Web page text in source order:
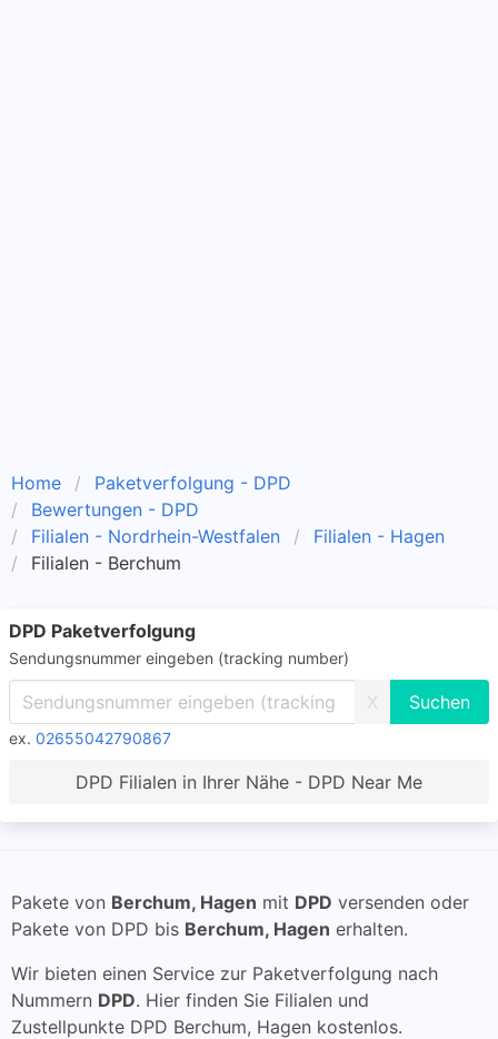
Home
Paketverfolgung - DPD
Bewertungen - DPD
Filialen - Nordrhein-Westfalen
Filialen - Hagen
Filialen - Berchum
DPD Paketverfolgung
Sendungsnummer eingeben (tracking number)
X
ex. 02655042790867
DPD Filialen in Ihrer Nähe - DPD Near Me
Pakete von Berchum, Hagen mit DPD versenden oder
Pakete von DPD bis Berchum, Hagen erhalten.
Wir bieten einen Service zur Paketverfolgung nach
Nummern DPD. Hier finden Sie Filialen und
Zustellpunkte DPD Berchum, Hagen kostenlos.